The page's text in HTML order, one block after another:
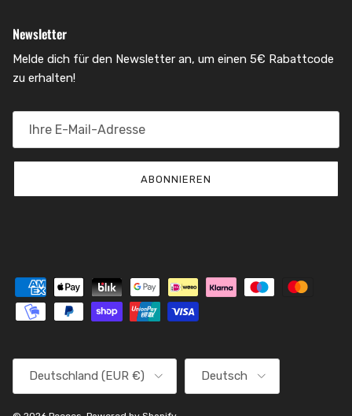
Newsletter
Melde dich für den Newsletter an, um einen 5€ Rabattcode
zu erhalten!
ABONNIEREN
Deutschland (EUR €) Deutsch